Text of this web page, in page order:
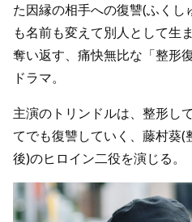
た因縁の相手への復讐(ふく
も名前も変えて別人として生
奪い返す、痛快無比な「整形
ドラマ。
主演のトリンドルは、整形し
てでも復讐していく、藤村葵(
後)のヒロイン二役を演じる。